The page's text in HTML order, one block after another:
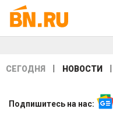
СЕГОДНЯ НОВОСТИ
Подпишитесь на нас: